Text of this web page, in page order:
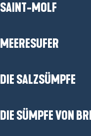
SAINT-MOLF
MEERESUFER
DIE SALZSÜMPFE
DIE SÜMPFE VON